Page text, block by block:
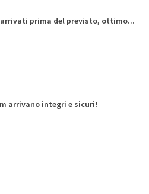
prima del previsto, ottimo...
arrivano integri e sicuri!